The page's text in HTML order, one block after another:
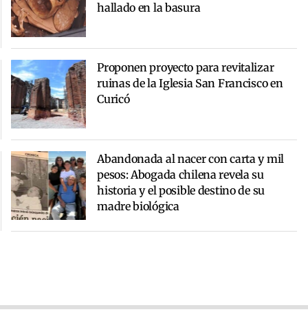
hallado en la basura
Proponen proyecto para revitalizar
ruinas de la Iglesia San Francisco en
Curicó
Abandonada al nacer con carta y mil
pesos: Abogada chilena revela su
historia y el posible destino de su
madre biológica